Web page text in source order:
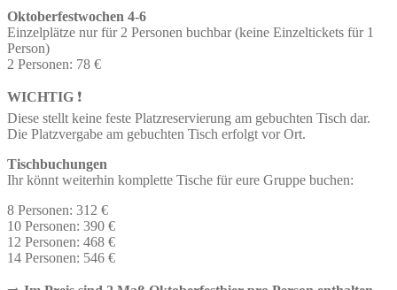
Oktoberfestwochen 4-6
Einzelplätze nur für 2 Personen buchbar (keine Einzeltickets für 1
Person)
2 Personen: 78 €
WICHTIG ❗
Diese stellt keine feste Platzreservierung am gebuchten Tisch dar.
Die Platzvergabe am gebuchten Tisch erfolgt vor Ort.
Tischbuchungen
Ihr könnt weiterhin komplette Tische für eure Gruppe buchen:
8 Personen: 312 €
10 Personen: 390 €
12 Personen: 468 €
14 Personen: 546 €